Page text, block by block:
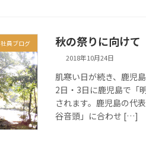
社員ブログ 秋の祭りに向けて
2018年10月24日
肌寒い日が続き、鹿児
2日・3日に鹿児島で「
されます。鹿児島の代
谷音頭」に合わせ […]